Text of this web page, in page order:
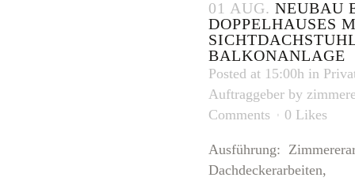
01 AUG. NEUBAU
DOPPELHAUSES
BALKONANLAGE
Posted at 15:00h in
Auftraggeber by
Comments
0 Likes
Ausführung:
Dachdeckerarbeiten,